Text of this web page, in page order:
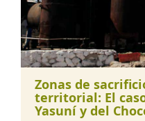
Zonas de
territorial: El
Yasuní y del